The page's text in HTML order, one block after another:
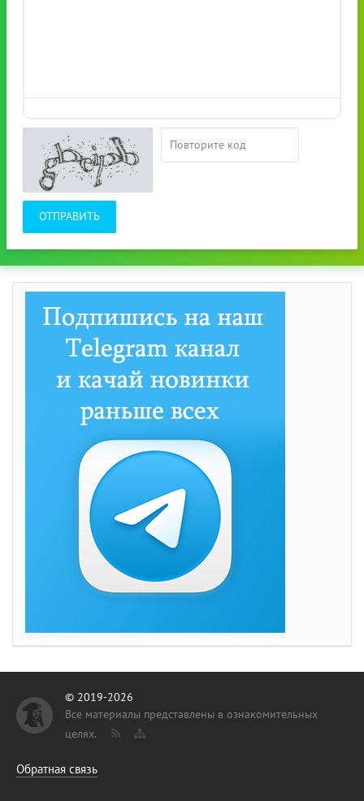
ОТПРАВИТЬ
© 2019-2026
Все материалы представлены в ознакомительных
целях.
Обратная связь